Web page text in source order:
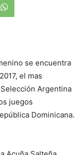
se encuentra
el mas
Argentina
juegos
Dominicana.